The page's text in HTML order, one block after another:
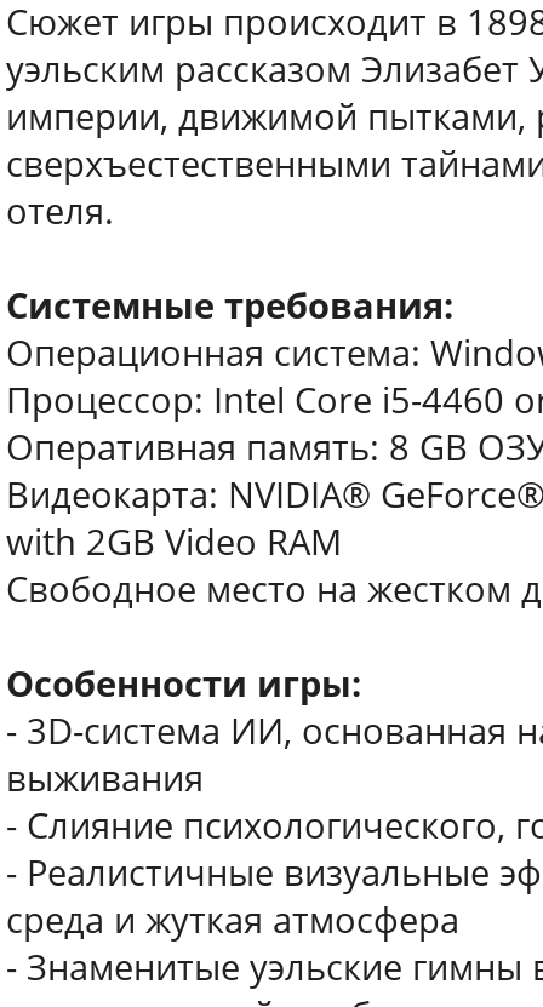
Сюжет игры происходит в
уэльским рассказом
империи, движимой пытками,
сверхъестественными
отеля.
Системные требования:
Операционная система:
Процессор: Intel Core i5-4460
Оперативная память: 8 GB
Видеокарта: NVIDIA®
with 2GB Video RAM
Свободное место на жестком
Особенности игры:
- 3D-система ИИ, основанная
выживания
- Слияние психологического,
- Реалистичные визуальные
среда и жуткая атмосфера
- Знаменитые уэльские